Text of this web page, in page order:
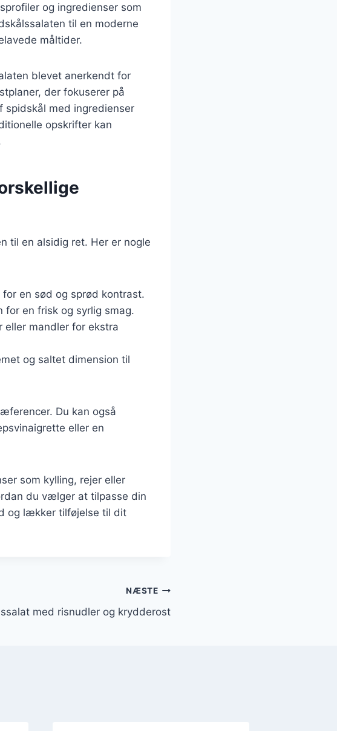
og ingredienser som
til en moderne
måltider.
blevet anerkendt for
der fokuserer på
spidskål med ingredienser
opskrifter kan
til en alsidig ret. Her er nogle
en sød og sprød kontrast.
for en frisk og syrlig smag.
mandler for ekstra
og saltet dimension til
Du kan også
eller en
som kylling, rejer eller
du vælger at tilpasse din
og lækker tilføjelse til dit
NÆSTE
med risnudler og krydderost